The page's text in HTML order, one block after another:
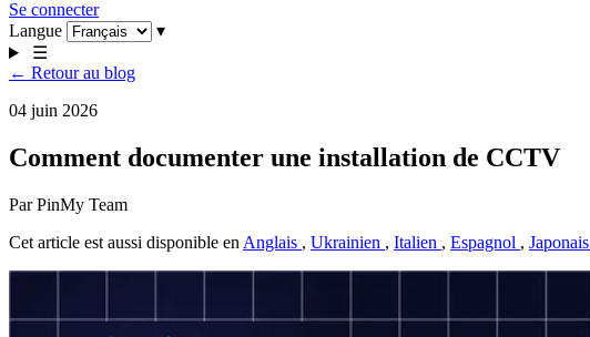
Se connecter
Langue
▾
☰
← Retour au blog
04 juin 2026
Comment documenter une installation de CCTV
Par PinMy Team
Cet article est aussi disponible en Anglais , Ukrainien , Italien , Espagnol , Japonais